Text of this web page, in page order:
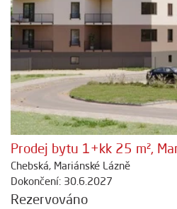
Prodej bytu 1+kk 25 m²,
Chebská, Mariánské Lázně
Dokončení: 30.6.2027
Rezervováno